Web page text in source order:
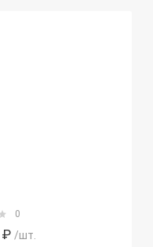
0
₽ /шт.